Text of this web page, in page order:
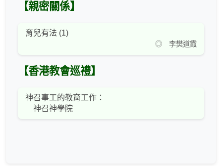
【親密關係】
育兒有法 (1)
◎ 李樊道霞
【香港教會巡禮】
神召事工的教育工作：
神召神學院